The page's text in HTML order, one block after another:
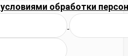
условиями обработки